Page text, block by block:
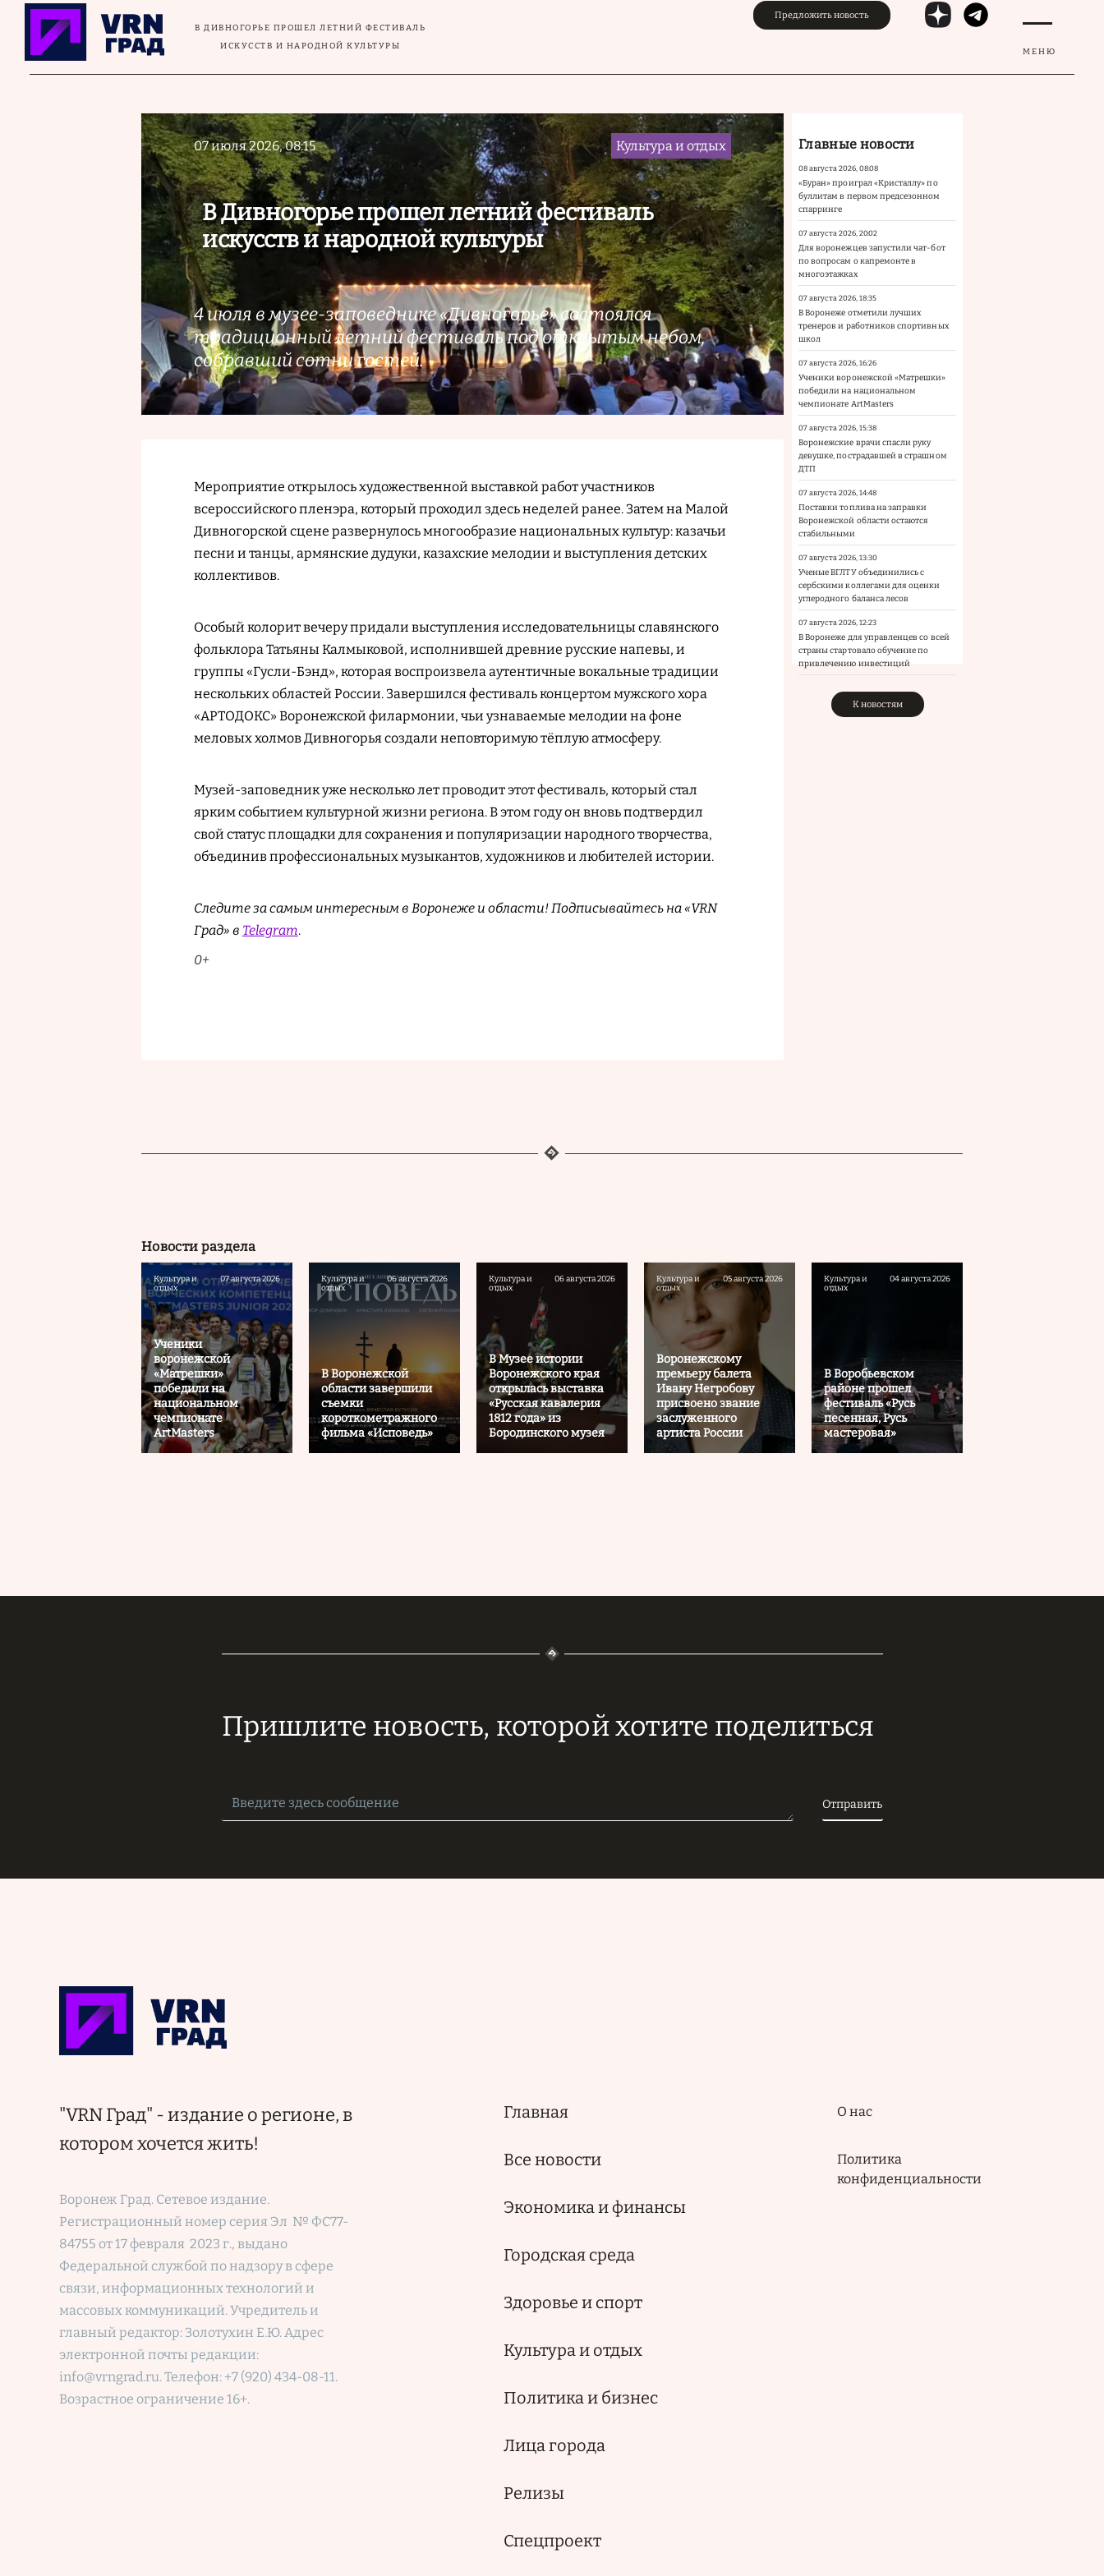
Перейти к основному содержанию
МЕНЮ
В ДИВНОГОРЬЕ ПРОШЕЛ ЛЕТНИЙ ФЕСТИВАЛЬ
ИСКУССТВ И НАРОДНОЙ КУЛЬТУРЫ
Предложить новость
07 июля 2026, 08:15 Культура и отдых
В Дивногорье прошел летний фестиваль
искусств и народной культуры
4 июля в музее-заповеднике «Дивногорье» состоялся
традиционный летний фестиваль под открытым небом,
собравший сотни гостей.
Мероприятие открылось художественной выставкой работ участников
всероссийского пленэра, который проходил здесь неделей ранее. Затем на Малой
Дивногорской сцене развернулось многообразие национальных культур: казачьи
песни и танцы, армянские дудуки, казахские мелодии и выступления детских
коллективов.
Особый колорит вечеру придали выступления исследовательницы славянского
фольклора Татьяны Калмыковой, исполнившей древние русские напевы, и
группы «Гусли-Бэнд», которая воспроизвела аутентичные вокальные традиции
нескольких областей России. Завершился фестиваль концертом мужского хора
«АРТОДОКС» Воронежской филармонии, чьи узнаваемые мелодии на фоне
меловых холмов Дивногорья создали неповторимую тёплую атмосферу.
Музей-заповедник уже несколько лет проводит этот фестиваль, который стал
ярким событием культурной жизни региона. В этом году он вновь подтвердил
свой статус площадки для сохранения и популяризации народного творчества,
объединив профессиональных музыкантов, художников и любителей истории.
Следите за самым интересным в Воронеже и области! Подписывайтесь на «VRN
Град» в Telegram.
0+
Главные новости
08 августа 2026, 08:08
«Буран» проиграл «Кристаллу» по
буллитам в первом предсезонном
спарринге
07 августа 2026, 20:02
Для воронежцев запустили чат-бот
по вопросам о капремонте в
многоэтажках
07 августа 2026, 18:35
В Воронеже отметили лучших
тренеров и работников спортивных
школ
07 августа 2026, 16:26
Ученики воронежской «Матрешки»
победили на национальном
чемпионате ArtMasters
07 августа 2026, 15:38
Воронежские врачи спасли руку
девушке, пострадавшей в страшном
ДТП
07 августа 2026, 14:48
Поставки топлива на заправки
Воронежской области остаются
стабильными
07 августа 2026, 13:30
Ученые ВГЛТУ объединились с
сербскими коллегами для оценки
углеродного баланса лесов
07 августа 2026, 12:23
В Воронеже для управленцев со всей
страны стартовало обучение по
привлечению инвестиций
К новостям
Новости раздела
Культура и
отдых
07 августа 2026
Ученики
воронежской
«Матрешки»
победили на
национальном
чемпионате
ArtMasters
Культура и
отдых
06 августа 2026
В Воронежской
области завершили
съемки
короткометражного
фильма «Исповедь»
Культура и
отдых
06 августа 2026
В Музее истории
Воронежского края
открылась выставка
«Русская кавалерия
1812 года» из
Бородинского музея
Культура и
отдых
05 августа 2026
Воронежскому
премьеру балета
Ивану Негробову
присвоено звание
заслуженного
артиста России
Культура и
отдых
04 августа 2026
В Воробьевском
районе прошел
фестиваль «Русь
песенная, Русь
мастеровая»
Пришлите новость, которой хотите поделиться
"VRN Град" - издание о регионе, в
котором хочется жить!
Воронеж Град. Сетевое издание.
Регистрационный номер серия Эл № ФС77-
84755 от 17 февраля 2023 г., выдано
Федеральной службой по надзору в сфере
связи, информационных технологий и
массовых коммуникаций. Учредитель и
главный редактор: Золотухин Е.Ю. Адрес
электронной почты редакции:
info@vrngrad.ru. Телефон: +7 (920) 434-08-11.
Возрастное ограничение 16+.
Основная
Главная
Все новости
Экономика и финансы
Городская среда
Здоровье и спорт
Культура и отдых
Политика и бизнес
Лица города
Релизы
Спецпроект
Подвал
О нас
Политика
конфиденциальности